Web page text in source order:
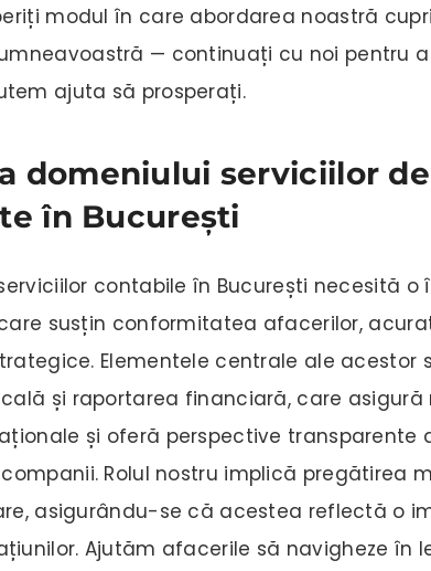
modul în care abordarea noastră
— continuați cu noi pentru
ajuta să prosperați.
domeniului serviciilor de
în București
contabile în București necesită o
susțin conformitatea afacerilor,
Elementele centrale ale acestor
și raportarea financiară, care asigură
și oferă perspective transparente
Rolul nostru implică pregătirea
asigurându-se că acestea reflectă o
Ajutăm afacerile să navigheze în